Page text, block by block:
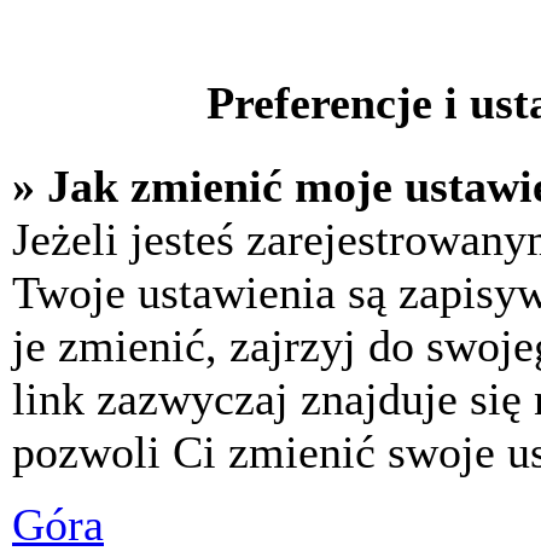
Preferencje i
» Jak zmienić moje
Jeżeli jesteś
Twoje ustawienia są
je zmienić, zajrzyj do
link zazwyczaj znajduje się
pozwoli Ci zmienić swoje
Góra